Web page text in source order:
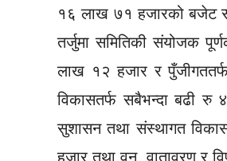
१६ लाख ७१ हजारको बजेट
तर्जुमा समितिकी संयोजक
लाख १२ हजार र
विकासतर्फ सबैभन्दा बढी
सुशासन तथा संस्थागत
हजार तथा वन, वातावरण र